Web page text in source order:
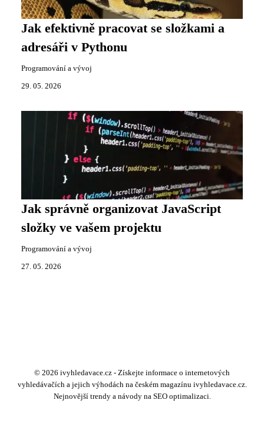
Jak efektivně pracovat se složkami a
adresáři v Pythonu
Programování a vývoj
29. 05. 2026
Jak správně organizovat JavaScript
složky ve vašem projektu
Programování a vývoj
27. 05. 2026
© 2026 ivyhledavace.cz - Získejte informace o internetových
vyhledávačích a jejich výhodách na českém magazínu ivyhledavace.cz.
Nejnovější trendy a návody na SEO optimalizaci.